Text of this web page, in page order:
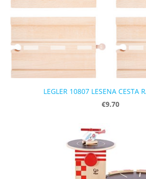
LEGLER 10807 LESENA CESTA
€9.70